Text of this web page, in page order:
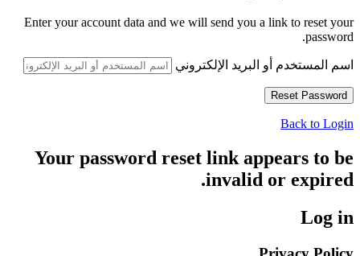
Enter your account data and we will send you a link to reset your
password.
اسم المستخدم أو البريد الإلكتروني
Back to Login
Your password reset link appears to be
invalid or expired.
Log in